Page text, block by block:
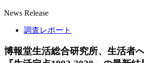
News Release
調査レポート
博報堂生活総合研究所、生活者